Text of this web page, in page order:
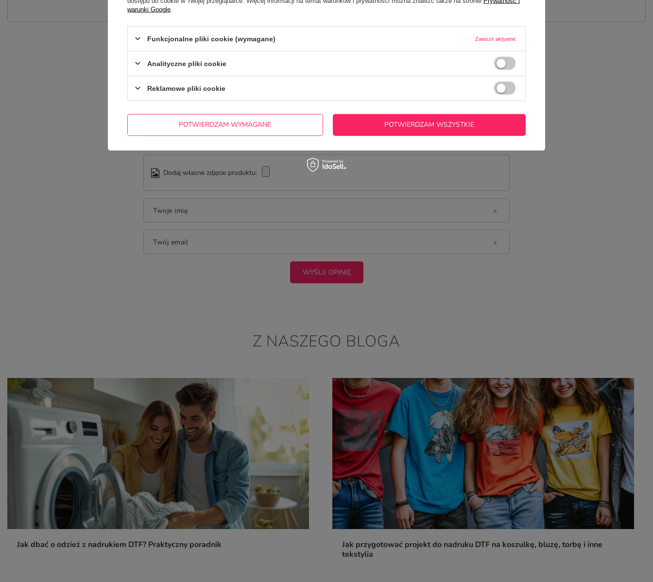
innych.
NAPISZ SWOJĄ OPINIĘ
Dodaj własne zdjęcie produktu:
Twoje imię
Twój email
WYŚLIJ OPINIĘ
Z NASZEGO BLOGA
Jak dbać o odzież z nadrukiem DTF? Praktyczny poradnik
Jak przygotować projekt do nadruku DTF na koszulkę, bluzę, torbę i inne
tekstylia
warunki Google
Funkcjonalne pliki cookie (wymagane) Zawsze aktywne
Analityczne pliki cookie
Reklamowe pliki cookie
POTWIERDZAM WYMAGANE POTWIERDZAM WSZYSTKIE